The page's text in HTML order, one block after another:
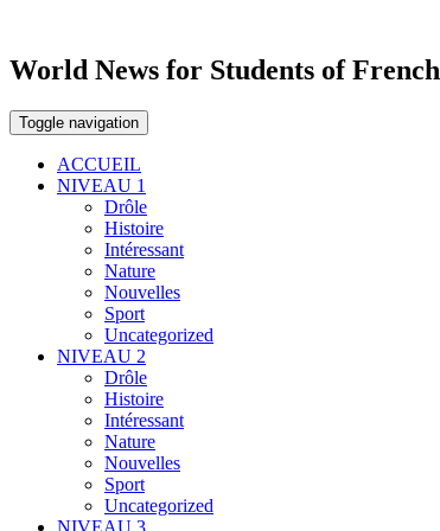
World News for Students of French
Toggle navigation
ACCUEIL
NIVEAU 1
Drôle
Histoire
Intéressant
Nature
Nouvelles
Sport
Uncategorized
NIVEAU 2
Drôle
Histoire
Intéressant
Nature
Nouvelles
Sport
Uncategorized
NIVEAU 3